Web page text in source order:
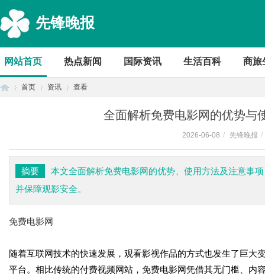
先锋晚报
网站首页 热点新闻 国际资讯 生活百科 商旅
首页 资讯 查看
全面解析免费电影网的优势与
2026-06-08 / 先锋晚报 /
摘要
本文全面解析免费电影网的优势、使用方法及注意事
并保障观影安全。
免费电影网
随着互联网技术的快速发展，观看影视作品的方式也发生了巨大
平台。相比传统的付费视频网站，免费电影网凭借其无门槛、内